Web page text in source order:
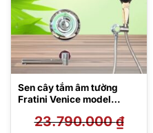
Sen cây tắm âm tường
Fratini Venice model
23.790.000₫